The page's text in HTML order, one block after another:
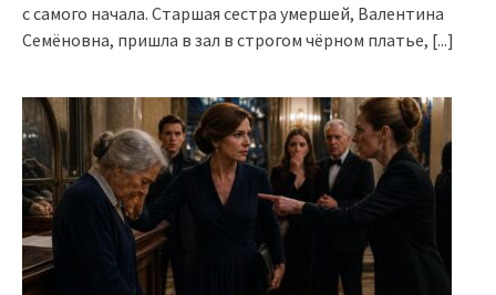
с самого начала. Старшая сестра умершей, Валентина
Семёновна, пришла в зал в строгом чёрном платье, [...]